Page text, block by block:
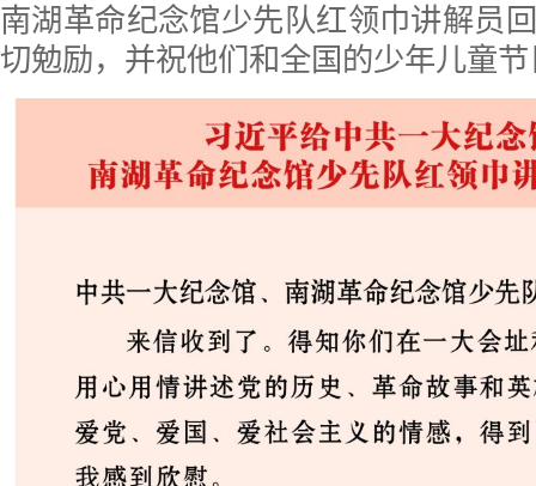
南湖革命纪念馆少先队红领巾讲解员
切勉励，并祝他们和全国的少年儿童